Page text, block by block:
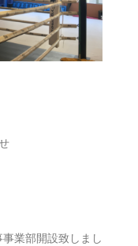
業部開設致しまし